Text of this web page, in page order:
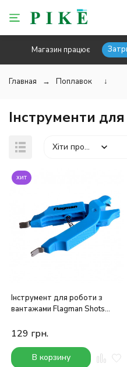
Магазин працює
Главная Поплавок ↓
Інструменти
Хіти продажів
хит
Інструмент для роботи з
вантажами Flagman Shots
129 грн.
В корзину